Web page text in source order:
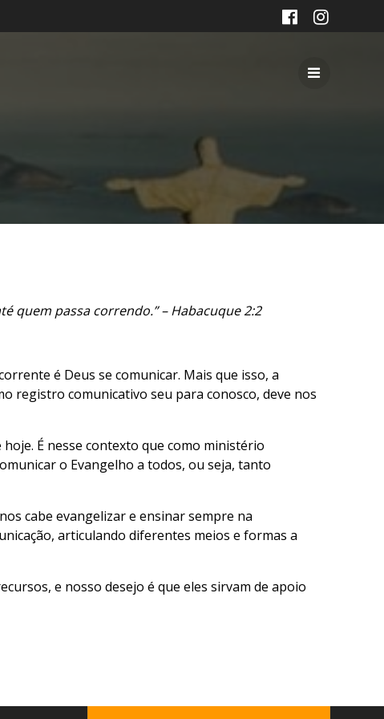
quem passa correndo.” – Habacuque 2:2
é Deus se comunicar. Mais que isso, a
registro comunicativo seu para conosco, deve nos
É nesse contexto que como ministério
o Evangelho a todos, ou seja, tanto
cabe evangelizar e ensinar sempre na
articulando diferentes meios e formas a
e nosso desejo é que eles sirvam de apoio